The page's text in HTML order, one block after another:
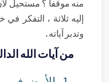
منه موقفاً ؟ مستحيل
إليه ثلاثة ، التفكر
وتدبر آياته .
من آيات الله